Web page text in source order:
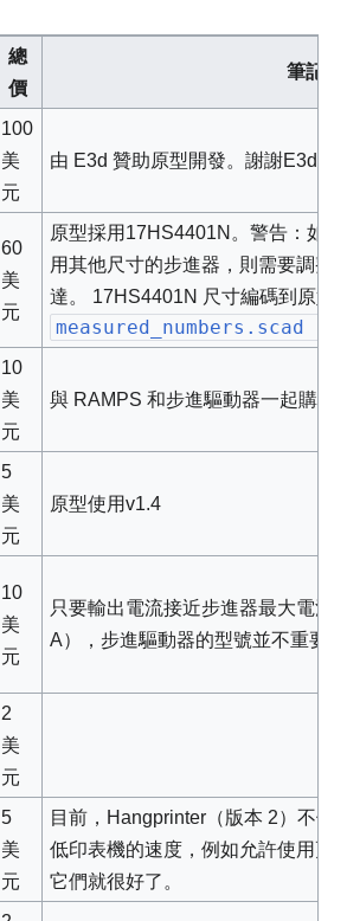
總
價
筆記
100
美
元
由 E3d 贊助原型開發。謝謝E3d！
60
美
元
原型採用17HS4401N。警告：如
用其他尺寸的步進器，則需要調整
達。 17HS4401N 尺寸編碼到原始
measured_numbers.scad
10
美
元
與 RAMPS 和步進驅動器一起購買
5
美
元
原型使用v1.4
10
美
元
只要輸出電流接近步進器最大電流
A），步進驅動器的型號並不重要
2
美
元
5
美
元
目前，Hangprinter（版本 2）不使
低印表機的速度，例如允許使用更
它們就很好了。